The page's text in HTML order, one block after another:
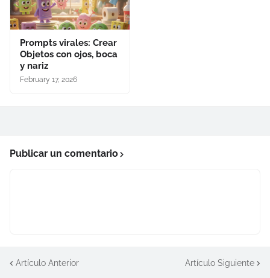
Prompts virales: Crear
Objetos con ojos, boca
y nariz
February 17, 2026
Publicar un comentario
Artículo Anterior Artículo Siguiente